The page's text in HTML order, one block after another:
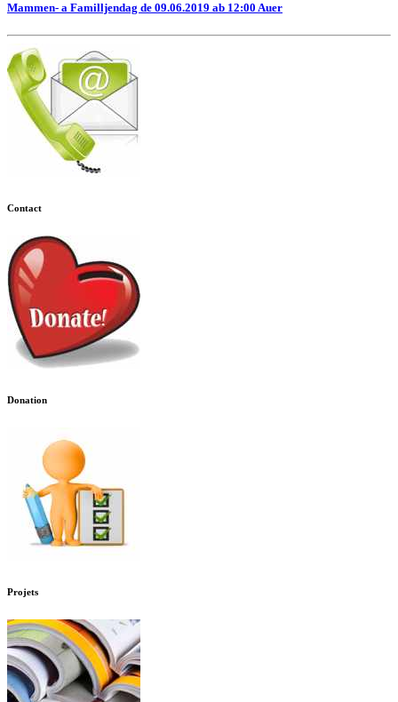
Mammen- a Familljendag de 09.06.2019 ab 12:00 Auer
Contact
Donation
Projets